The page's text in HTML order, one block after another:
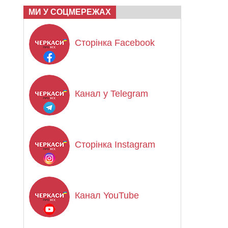
МИ У СОЦМЕРЕЖАХ
Сторінка Facebook
Канал у Telegram
Сторінка Instagram
Канал YouTube